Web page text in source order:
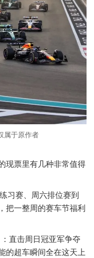
属于原作者
现票里有几种非常值得
习赛、周六排位赛到
把一整周的赛车节福利
：直击周日冠亚军争夺
的超车瞬间全在这天上